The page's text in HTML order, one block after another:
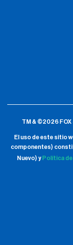
TM & ©2026
El uso de este sitio
componentes)
Nuevo) y Política